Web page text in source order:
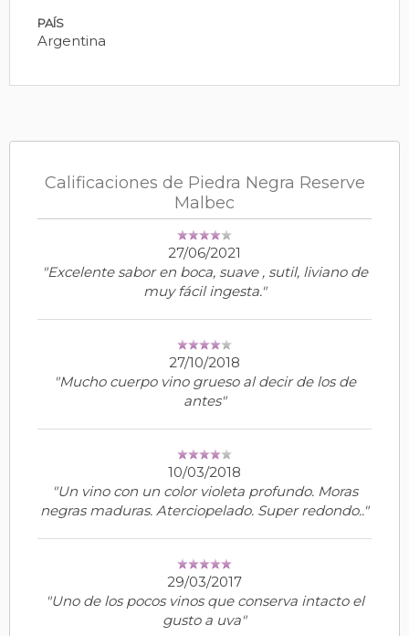
PAÍS
Argentina
Calificaciones de Piedra Negra Reserve
Malbec
27/06/2021
"Excelente sabor en boca, suave , sutil, liviano de
muy fácil ingesta."
27/10/2018
"Mucho cuerpo vino grueso al decir de los de
antes"
10/03/2018
"Un vino con un color violeta profundo. Moras
negras maduras. Aterciopelado. Super redondo.."
29/03/2017
"Uno de los pocos vinos que conserva intacto el
gusto a uva"